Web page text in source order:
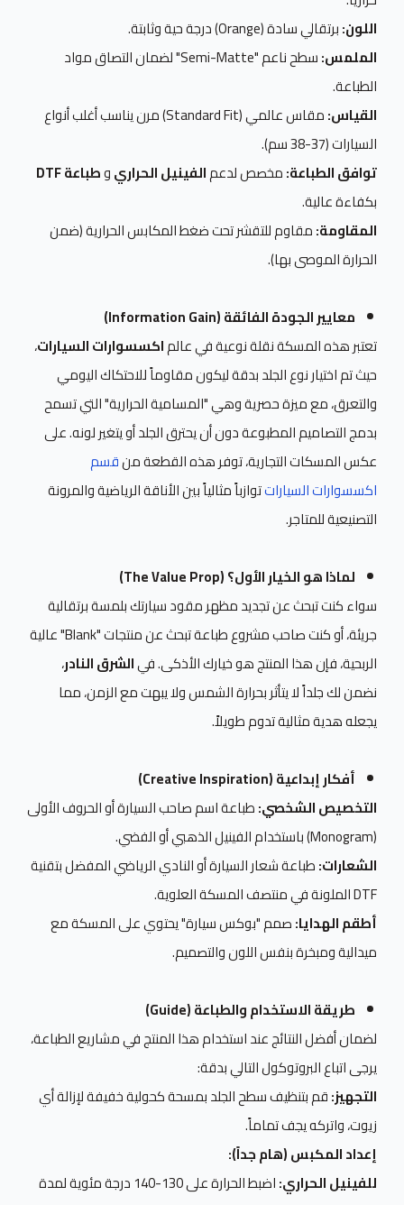
اللون:برتقالي سادة (Orange) درجة حية وثابتة.
الملمس:
سطح ناعم "Semi-Matte" لضمان التصاق مواد
الطباعة.
القياس:
مقاس عالمي (Standard Fit) مرن يناسب أغلب أنواع
السيارات (37-38 سم).
توافق الطباعة:مخصص لدعمالفينيل الحراريوطباعة DTF
بكفاءة عالية.
المقاومة:مقاوم للتقشر تحت ضغط المكابس الحرارية (ضمن
الحرارة الموصى بها).
معايير الجودة الفائقة (Information Gain)
تعتبر هذه المسكة نقلة نوعية في عالماكسسوارات السيارات،
حيث تم اختيار نوع الجلد بدقة ليكون مقاوماً للاحتكاك اليومي
والتعرق، مع ميزة حصرية وهي "المسامية الحرارية" التي تسمح
بدمج التصاميم المطبوعة دون أن يحترق الجلد أو يتغير لونه. على
عكس المسكات التجارية، توفر هذه القطعة منقسم
اكسسوارات السياراتتوازباً مثالياً بين الأناقة الرياضية والمرونة
التصنيعية للمتاجر.
لماذا هو الخيار الأول؟ (The Value Prop)
سواء كنت تبحث عن تجديد مظهر مقود سيارتك بلمسة برتقالية
جريئة، أو كنت صاحب مشروع طباعة تبحث عن منتجات "Blank" عالية
الربحية، فإن هذا المنتج هو خيارك الأذكى. فيالشرق النادر،
نضمن لك جلداً لا يتأثر بحرارة الشمس ولا يبهت مع الزمن، مما
يجعله هدية مثالية تدوم طويلاً.
أفكار إبداعية (Creative Inspiration)
التخصيص الشخصي:طباعة اسم صاحب السيارة أو الحروف الأولى
(Monogram) باستخدام الفينيل الذهبي أو الفضي.
الشعارات:طباعة شعار السيارة أو النادي الرياضي المفضل بتقنية
DTF الملونة في منتصف المسكة العلوية.
أطقم الهدايا:صمم "بوكس سيارة" يحتوي على المسكة مع
ميدالية ومبخرة بنفس اللون والتصميم.
طريقة الاستخدام والطباعة (Guide)
لضمان أفضل النتائج عند استخدام هذا المنتج في مشاريع الطباعة،
يرجى اتباع البروتوكول التالي بدقة:
التجهيز:قم بتنظيف سطح الجلد بمسحة كحولية خفيفة لإزالة أي
زيوت، واتركه يجف تماماً.
إعداد المكبس (هام جداً):
للفينيل الحراري:
اضبط الحرارة على 130-140 درجة مئوية لمدة